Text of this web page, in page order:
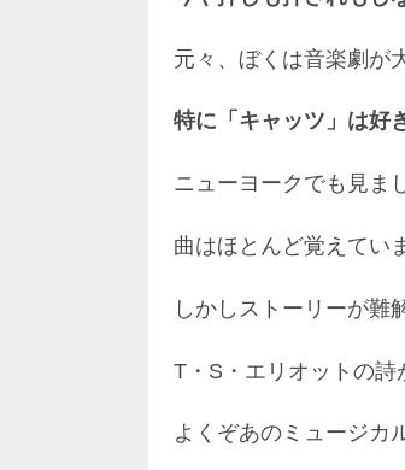
元々、ぼくは音楽劇が
特に「キャッツ」は好
ニューヨークでも見ま
曲はほとんど覚えてい
しかしストーリーが難
T・S・エリオットの詩
よくぞあのミュージカ